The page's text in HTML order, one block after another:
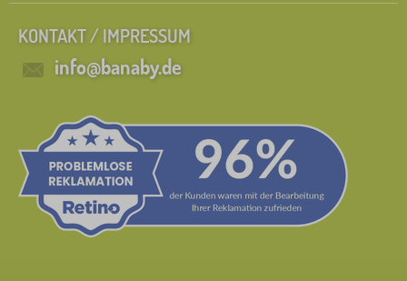
KONTAKT / IMPRESSUM
info@banaby.de